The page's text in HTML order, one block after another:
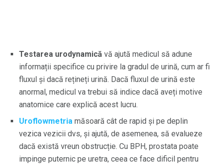
Testarea urodynamică vă ajută medicul să adune
informații specifice cu privire la gradul de urină, cum ar fi
fluxul și dacă rețineți urină. Dacă fluxul de urină este
anormal, medicul va trebui să indice dacă aveți motive
anatomice care explică acest lucru.
Uroflowmetria măsoară cât de rapid și pe deplin
vezica vezicii dvs, și ajută, de asemenea, să evalueze
dacă există vreun obstrucție. Cu BPH, prostata poate
impinge puternic pe uretra, ceea ce face dificil pentru